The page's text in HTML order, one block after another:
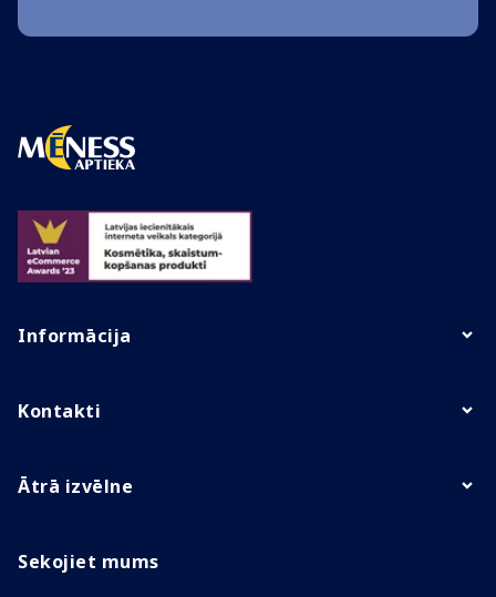
Informācija
Kontakti
Ātrā izvēlne
Sekojiet mums